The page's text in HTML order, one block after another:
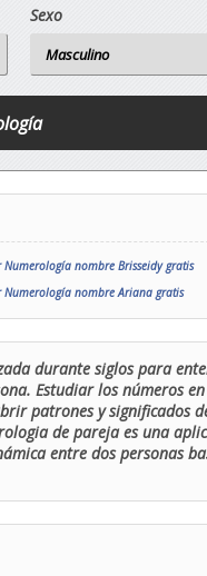
Sexo
Numerología nombre Brisseidy gratis
Numerología nombre Ariana gratis
durante siglos para
Estudiar los números
patrones y significados
de pareja es una
entre dos personas